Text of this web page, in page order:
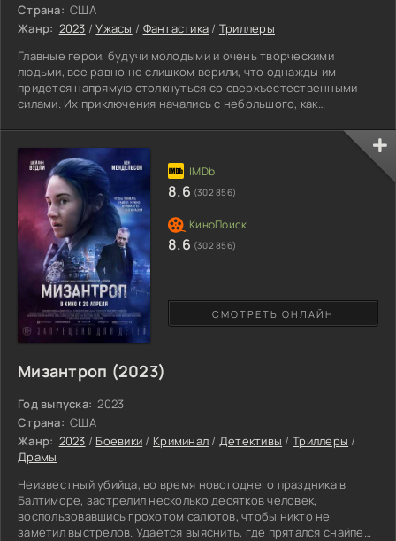
Страна: США
Жанр: 2023 /Ужасы / Фантастика / Триллеры
Главные герои, будучи молодыми и очень творческими
людьми, все равно не слишком верили, что однажды им
придется напрямую столкнуться со сверхъестественными
силами. Их приключения начались с небольшого, как
от людской суеты, посреди Мохаве ребята собирались
снимать клип. Начинающие музыканты, они уже были преданы
своему делу и верили, что необходимо полностью отдаваться
творчеству для наилучшего результата. Увы, на природе им
не суждено
Мизантроп (2023)
Год выпуска: 2023
Страна: США
Жанр: 2023 / Боевики / Криминал / Детективы /Триллеры /
Драмы
Неизвестный убийца, во время новогоднего праздника в
Балтиморе, застрелил несколько десятков человек,
воспользовавшись грохотом салютов, чтобы никто не
заметил выстрелов. Удается выяснить, где прятался снайпер,
СМОТРЕТЬ ОНЛАЙН
8.6 (302 856)
8.6 (302 856)